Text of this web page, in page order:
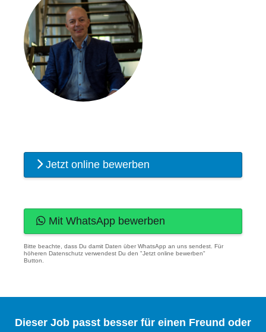
Jetzt online bewerben
Mit WhatsApp bewerben
Bitte beachte, dass Du damit Daten über WhatsApp an uns sendest. Für
höheren Datenschutz verwendest Du den "Jetzt online bewerben"
Button.
Dieser Job passt besser für einen Freund oder